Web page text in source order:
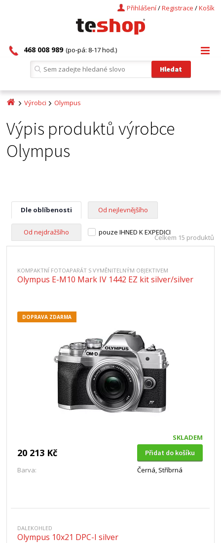
Košík
/
Registrace
/
Přihlášení
468 008 989 (po-pá: 8-17 hod.)
Výrobci Olympus
Výpis produktů výrobce
Olympus
Dle oblíbenosti Od nejlevnějšího
Od nejdražšího pouze IHNED K EXPEDICI
Celkem 15 produktů
KOMPAKTNÍ FOTOAPARÁT S VYMĚNITELNÝM OBJEKTIVEM
Olympus E-M10 Mark IV 1442 EZ kit silver/silver
DOPRAVA ZDARMA
SKLADEM
20 213 Kč
Přidat do košíku
Barva:
Černá, Stříbrná
DALEKOHLED
Olympus 10x21 DPC-I silver